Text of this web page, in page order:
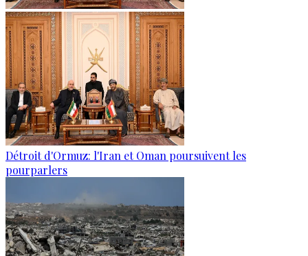
Détroit d'Ormuz: l'Iran et Oman poursuivent les
pourparlers